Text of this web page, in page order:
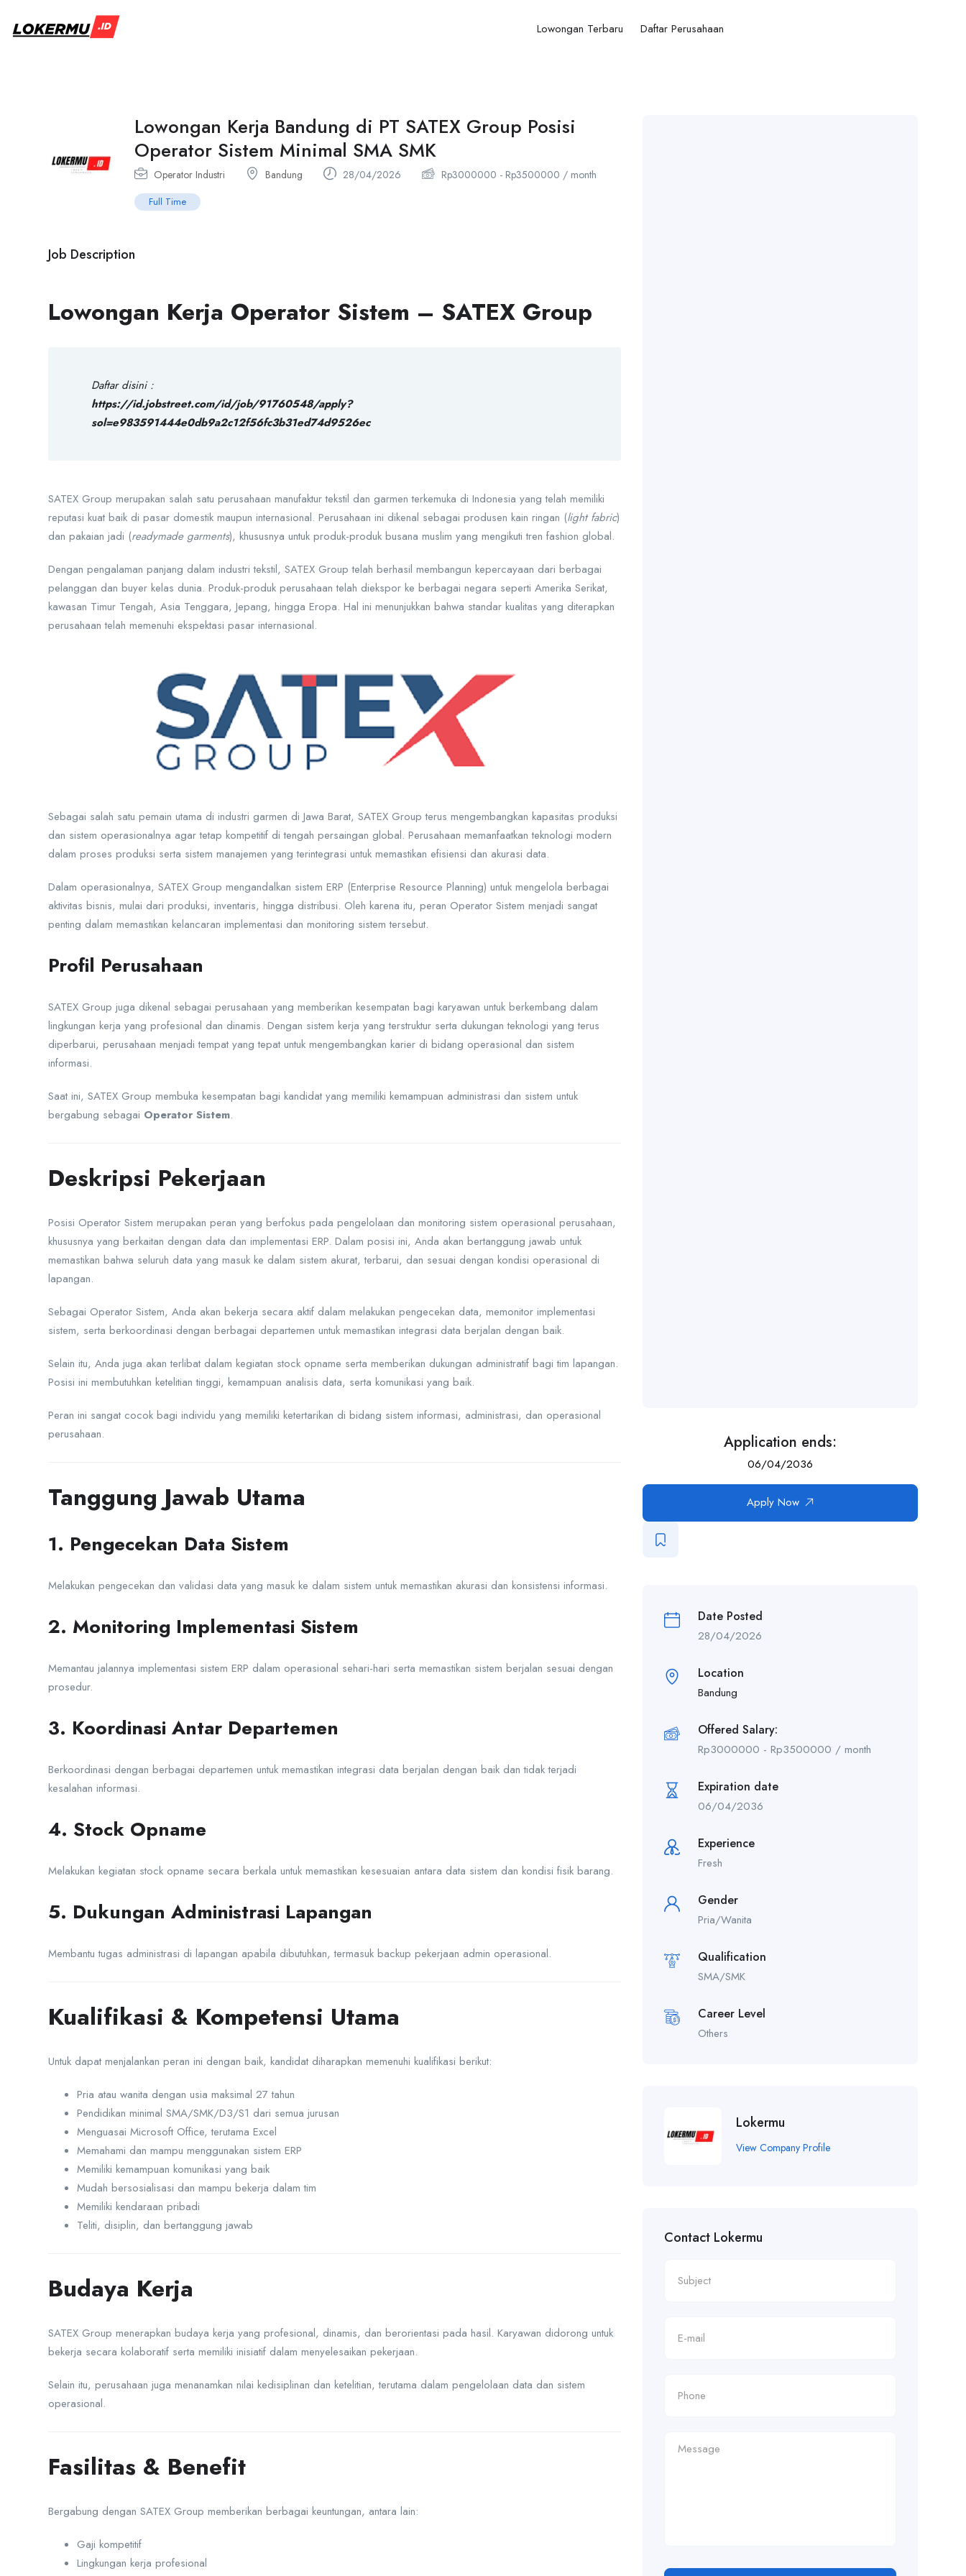
Lowongan Terbaru Daftar Perusahaan
Lowongan Kerja Bandung di PT SATEX Group Posisi
Operator Sistem Minimal SMA SMK
Operator Industri Bandung 28/04/2026 Rp3000000 - Rp3500000 / month
Full Time
Job Description
Lowongan Kerja Operator Sistem – SATEX Group
Daftar disini :
https://id.jobstreet.com/id/job/91760548/apply?
sol=e983591444e0db9a2c12f56fc3b31ed74d9526ec
SATEX Group merupakan salah satu perusahaan manufaktur tekstil dan garmen terkemuka di Indonesia yang telah memiliki
reputasi kuat baik di pasar domestik maupun internasional. Perusahaan ini dikenal sebagai produsen kain ringan (light fabric)
dan pakaian jadi (readymade garments), khususnya untuk produk-produk busana muslim yang mengikuti tren fashion global.
Dengan pengalaman panjang dalam industri tekstil, SATEX Group telah berhasil membangun kepercayaan dari berbagai
pelanggan dan buyer kelas dunia. Produk-produk perusahaan telah diekspor ke berbagai negara seperti Amerika Serikat,
kawasan Timur Tengah, Asia Tenggara, Jepang, hingga Eropa. Hal ini menunjukkan bahwa standar kualitas yang diterapkan
perusahaan telah memenuhi ekspektasi pasar internasional.
Sebagai salah satu pemain utama di industri garmen di Jawa Barat, SATEX Group terus mengembangkan kapasitas produksi
dan sistem operasionalnya agar tetap kompetitif di tengah persaingan global. Perusahaan memanfaatkan teknologi modern
dalam proses produksi serta sistem manajemen yang terintegrasi untuk memastikan efisiensi dan akurasi data.
Dalam operasionalnya, SATEX Group mengandalkan sistem ERP (Enterprise Resource Planning) untuk mengelola berbagai
aktivitas bisnis, mulai dari produksi, inventaris, hingga distribusi. Oleh karena itu, peran Operator Sistem menjadi sangat
penting dalam memastikan kelancaran implementasi dan monitoring sistem tersebut.
Profil Perusahaan
SATEX Group juga dikenal sebagai perusahaan yang memberikan kesempatan bagi karyawan untuk berkembang dalam
lingkungan kerja yang profesional dan dinamis. Dengan sistem kerja yang terstruktur serta dukungan teknologi yang terus
diperbarui, perusahaan menjadi tempat yang tepat untuk mengembangkan karier di bidang operasional dan sistem
informasi.
Saat ini, SATEX Group membuka kesempatan bagi kandidat yang memiliki kemampuan administrasi dan sistem untuk
bergabung sebagai Operator Sistem.
Deskripsi Pekerjaan
Posisi Operator Sistem merupakan peran yang berfokus pada pengelolaan dan monitoring sistem operasional perusahaan,
khususnya yang berkaitan dengan data dan implementasi ERP. Dalam posisi ini, Anda akan bertanggung jawab untuk
memastikan bahwa seluruh data yang masuk ke dalam sistem akurat, terbarui, dan sesuai dengan kondisi operasional di
lapangan.
Sebagai Operator Sistem, Anda akan bekerja secara aktif dalam melakukan pengecekan data, memonitor implementasi
sistem, serta berkoordinasi dengan berbagai departemen untuk memastikan integrasi data berjalan dengan baik.
Selain itu, Anda juga akan terlibat dalam kegiatan stock opname serta memberikan dukungan administratif bagi tim lapangan.
Posisi ini membutuhkan ketelitian tinggi, kemampuan analisis data, serta komunikasi yang baik.
Peran ini sangat cocok bagi individu yang memiliki ketertarikan di bidang sistem informasi, administrasi, dan operasional
perusahaan.
Tanggung Jawab Utama
1. Pengecekan Data Sistem
Melakukan pengecekan dan validasi data yang masuk ke dalam sistem untuk memastikan akurasi dan konsistensi informasi.
2. Monitoring Implementasi Sistem
Memantau jalannya implementasi sistem ERP dalam operasional sehari-hari serta memastikan sistem berjalan sesuai dengan
prosedur.
3. Koordinasi Antar Departemen
Berkoordinasi dengan berbagai departemen untuk memastikan integrasi data berjalan dengan baik dan tidak terjadi
kesalahan informasi.
4. Stock Opname
Melakukan kegiatan stock opname secara berkala untuk memastikan kesesuaian antara data sistem dan kondisi fisik barang.
5. Dukungan Administrasi Lapangan
Membantu tugas administrasi di lapangan apabila dibutuhkan, termasuk backup pekerjaan admin operasional.
Kualifikasi & Kompetensi Utama
Untuk dapat menjalankan peran ini dengan baik, kandidat diharapkan memenuhi kualifikasi berikut:
Pria atau wanita dengan usia maksimal 27 tahun
Pendidikan minimal SMA/SMK/D3/S1 dari semua jurusan
Menguasai Microsoft Office, terutama Excel
Memahami dan mampu menggunakan sistem ERP
Memiliki kemampuan komunikasi yang baik
Mudah bersosialisasi dan mampu bekerja dalam tim
Memiliki kendaraan pribadi
Teliti, disiplin, dan bertanggung jawab
Budaya Kerja
SATEX Group menerapkan budaya kerja yang profesional, dinamis, dan berorientasi pada hasil. Karyawan didorong untuk
bekerja secara kolaboratif serta memiliki inisiatif dalam menyelesaikan pekerjaan.
Selain itu, perusahaan juga menanamkan nilai kedisiplinan dan ketelitian, terutama dalam pengelolaan data dan sistem
operasional.
Fasilitas & Benefit
Bergabung dengan SATEX Group memberikan berbagai keuntungan, antara lain:
Gaji kompetitif
Lingkungan kerja profesional
Application ends:
06/04/2036
Apply Now
Date Posted
28/04/2026
Location
Bandung
Offered Salary:
Rp3000000 - Rp3500000 / month
Expiration date
06/04/2036
Experience
Fresh
Gender
Pria/Wanita
Qualification
SMA/SMK
Career Level
Others
Lokermu
View Company Profile
Contact Lokermu